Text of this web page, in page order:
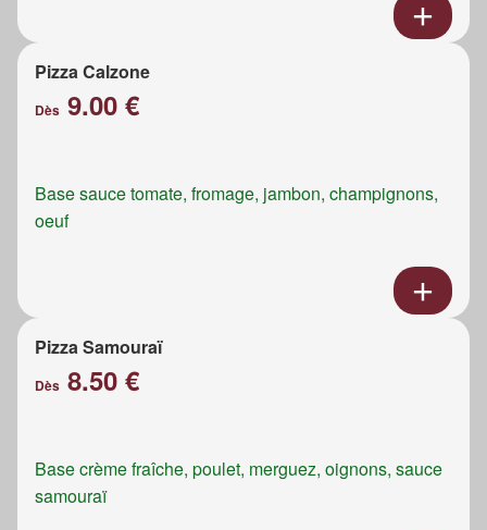
Pizza Calzone
Dès 9.00 €
Base sauce tomate, fromage, jambon, champignons,
oeuf
Pizza Samouraï
Dès 8.50 €
Base crème fraîche, poulet, merguez, oignons, sauce
samouraï